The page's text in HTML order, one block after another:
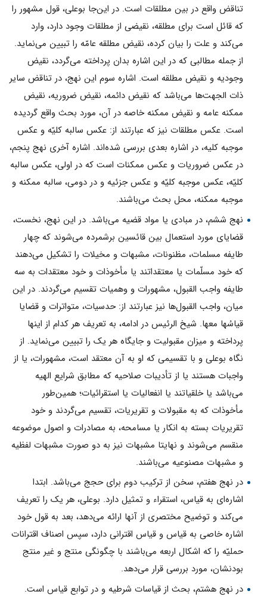
تناقض واقع در بين مطلقات است. در اين‌جا بوعلى، قول مشهور را
كه قائل است برای مطلقه، نقيضى از مطلقات وجود دارد، وارد
مى‌كند و علت را بيان كرده، نقيض مطلقه عامّه را تبيين مى‌نمايد.
از جمله مطالبى كه در اين اشاره بدان پرداخته مى‌گردد، نقيض
وجوديه و نقيض مطلقه است. اشاره سوم اين نهج، در تناقض ساير
ذات الجهت‌ها مى‌باشد كه نقيض دائمه، نقيض ضروريه، نقيض
ممكنه عامه و نقيض ممكنه خاصه در آن، مورد بحث واقع گرديده
است. عكس مطلقات نيز كه عبارتند از: عكس سالبه كليّه و عكس
موجبه كليه، در اشاره بعدى بررسى شده‌اند. اشاره آخرى نهج پنجم،
در عكس ضروريات و عكس ممكنات است كه در اولى، عكس سالبه
كليّه، عكس موجبه كليّه و عكس جزئيه و در دومى، سالبه ممكنه و
موجبه ممكنه، محل بحث مى‌باشند.
نهج ششم، در مبادى يا مواد قضيه مى‌باشد. در اين نهج، نخست،
قضاياى مورد استعمال بين قائسين برشمرده مى‌شوند كه چهار
طايفه مسلمات، مظنونات، مشبهات و مخيلات را تشكيل مى‌دهند
كه خود مسلّمات يا معتقداتند يا مأخوذات و خود معتقدات به سه
طايفه واجب القبول، مشهورات و وهميات تقسيم مى‌گردند. در اين
ميان، واجب القبول‌ها نيز عبارتند از: حدسيات، متواترات و قضايا
قياسُها معها. شيخ الرئيس در ادامه، به تعريف هر كدام از اينها
پرداخته و ميزان مقبولیت و جايگاه هر یک را تبيين مى‌نمايد. از
نگاه بوعلى و با تقسيمى كه او به آن معتقد است، مشهورات، يا از
واجبات هستند يا از تأديبات صلاحيه كه مطابق شرايع الهيه
مى‌باشد يا خلقياتند يا انفعاليات يا استقرائيات؛ همين‌طور
مأخوذات كه به مقبولات و تقريريات، تقسيم مى‌گردند و خود
تقريريات بسته به انكار يا مسامحه، به مصادرات و اصول موضوعه
منقسم مى‌شوند و نهایتا مشبهات نيز به دو صورت مشبهات لفظيه
و مشبهات مصنوعيه مى‌باشند.
در نهج هفتم، سخن از تركيب دوم برای حجج مى‌باشد. ابتدا
اشاره‌اى به قياس، استقراء و تمثيل دارد. بوعلى، هر یک را تعريف
مى‌كند و توضيح مختصرى از آنها ارائه مى‌دهد، بعد به قول خود
اشاره خاصى به قياس و قياس اقترانى دارد، سپس اصناف اقترانات
حمليّه را كه اشكال اربعه مى‌باشند با چگونگى منتج و غير منتج
بودنشان، مورد بررسى قرار مى‌دهد.
در نهج هشتم، بحث از قياسات شرطيه و در توابع قياس است.